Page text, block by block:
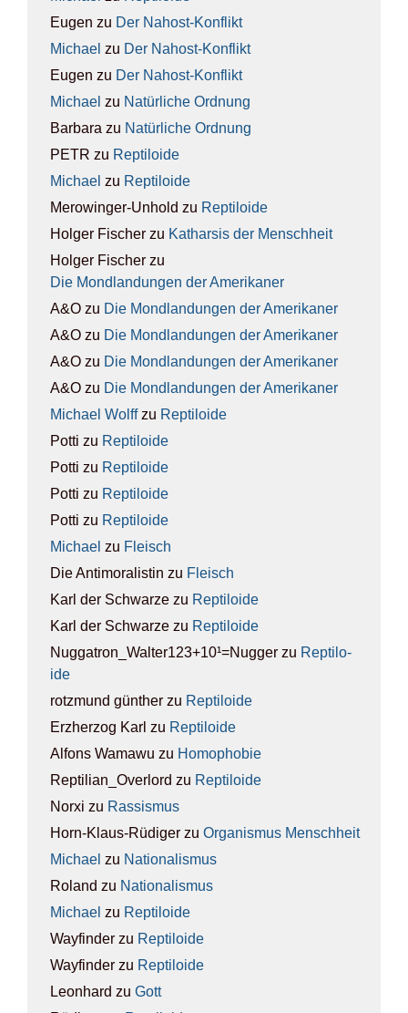
Eugen zu Der Nah­ost-Kon­flikt
Michael zu Der Nah­ost-Kon­flikt
Eugen zu Der Nah­ost-Kon­flikt
Michael zu Natür­li­che Ord­nung
Barbara zu Natür­li­che Ord­nung
PETR zu Rep­ti­lo­ide
Michael zu Rep­ti­lo­ide
Merowinger-Unhold zu Rep­ti­lo­ide
Holger Fischer zu Kathar­sis der Mensch­heit
Holger Fischer zu
Die Mond­lan­dun­gen der Ame­ri­ka­ner
A&O zu Die Mond­lan­dun­gen der Ame­ri­ka­ner
A&O zu Die Mond­lan­dun­gen der Ame­ri­ka­ner
A&O zu Die Mond­lan­dun­gen der Ame­ri­ka­ner
A&O zu Die Mond­lan­dun­gen der Ame­ri­ka­ner
Michael Wolffzu Rep­ti­lo­ide
Potti zu Rep­ti­lo­ide
Potti zu Rep­ti­lo­ide
Potti zu Rep­ti­lo­ide
Potti zu Rep­ti­lo­ide
Michael zu Fleisch
Die Antimoralistin zu Fleisch
Karl der Schwarze zu Rep­ti­lo­ide
Karl der Schwarze zu Rep­ti­lo­ide
Nuggatron_Walter123+10¹=Nugger zu Rep­ti­lo­
ide
rotzmund günther zu Rep­ti­lo­ide
Erzherzog Karl zu Rep­ti­lo­ide
Alfons Wamawu zu Homo­pho­bie
Reptilian_Overlord zu Rep­ti­lo­ide
Norxi zu Ras­sis­mus
Horn-Klaus-Rüdiger zu Orga­nis­mus Mensch­heit
Michael zu Natio­na­lis­mus
Roland zu Natio­na­lis­mus
Michael zu Rep­ti­lo­ide
Wayfinder zu Rep­ti­lo­ide
Wayfinder zu Rep­ti­lo­ide
Leonhard zu Gott